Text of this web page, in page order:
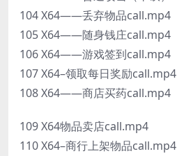
104 X64——丢弃物品call.mp4
105 X64——随身钱庄call.mp4
106 X64——游戏签到call.mp4
107 X64–领取每日奖励call.mp4
108 X64——商店买药call.mp4
109 X64物品卖店call.mp4
110 X64–商行上架物品call.mp4